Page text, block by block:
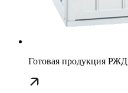
Готовая продукция РЖД